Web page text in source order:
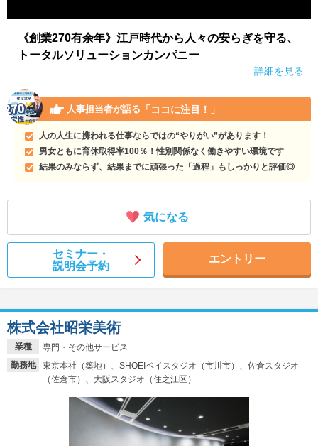
《創業270有余年》江戸時代から人々の安らぎを守る、
トータルソリューションカンパニー
詳細を見る
人事担当者が語る 「ココに注目！」
人の人生に携われる仕事ならではの“やりがい”があります！
男女ともに育休取得率100％！性別関係なく働きやすい環境です
結果のみならず、結果までに頑張った「過程」もしっかりと評価◎
気になる
セミナー・
説明会予約
エントリー
業種
専門・その他サービス
勤務地
東京本社（築地）、SHOEIベイスタジオ（市川市）、佐倉スタジオ
（佐倉市）、大阪スタジオ（住之江区）
株式会社昭栄美術